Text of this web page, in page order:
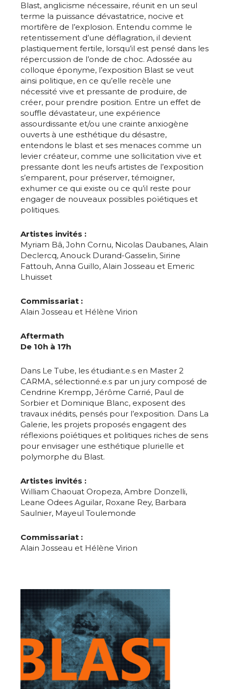
Adresse email*
Prénom
Statut / Organisation
* Champ obligatoire
Prénom
Statut / Organisation
J'accepte lestermes et conditions
Blast, anglicisme nécessaire, réunit en un seul
terme la puissance dévastatrice, nocive et
mortifère de l’explosion. Entendu comme le
retentissement d’une déflagration, il devient
plastiquement fertile, lorsqu’il est pensé dans les
répercussion de l’onde de choc. Adossée au
colloque éponyme, l’exposition Blast se veut
ainsi politique, en ce qu’elle recèle une
nécessité vive et pressante de produire, de
créer, pour prendre position. Entre un effet de
souffle dévastateur, une expérience
assourdissante et/ou une crainte anxiogène
ouverts à une esthétique du désastre,
entendons le blast et ses menaces comme un
levier créateur, comme une sollicitation vive et
pressante dont les neufs artistes de l’exposition
s’emparent, pour préserver, témoigner,
exhumer ce qui existe ou ce qu’il reste pour
engager de nouveaux possibles poïétiques et
politiques.
Artistes invités :
Myriam Bâ, John Cornu, Nicolas Daubanes, Alain
Declercq, Anouck Durand-Gasselin, Sirine
Fattouh, Anna Guillo, Alain Josseau et Emeric
Lhuisset
Commissariat :
Alain Josseau et Hélène Virion
Aftermath
De 10h à 17h
Dans Le Tube, les étudiant.e.s en Master 2
CARMA, sélectionné.e.s par un jury composé de
Cendrine Krempp, Jérôme Carrié, Paul de
Sorbier et Dominique Blanc, exposent des
travaux inédits, pensés pour l’exposition. Dans La
Galerie, les projets proposés engagent des
réflexions poïétiques et politiques riches de sens
pour envisager une esthétique plurielle et
polymorphe du Blast.
Artistes invités :
William Chaouat Oropeza, Ambre Donzelli,
Leane Odees Aguilar, Roxane Rey, Barbara
Saulnier, Mayeul Toulemonde
Commissariat :
Alain Josseau et Hélène Virion